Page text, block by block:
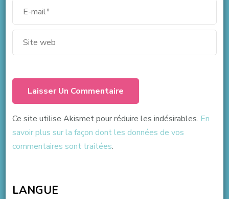
Ce site utilise Akismet pour réduire les indésirables. En
savoir plus sur la façon dont les données de vos
commentaires sont traitées.
LANGUE